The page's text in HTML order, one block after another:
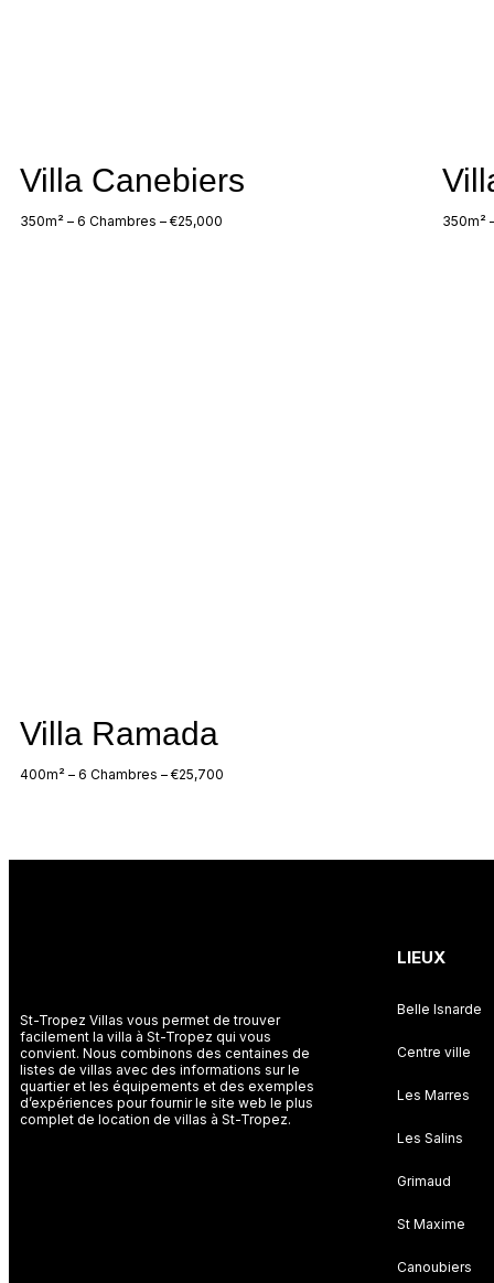
Villa Canebiers
350m² – 6 Chambres – €25,000 350m²
Villa Ramada
400m² – 6 Chambres – €25,700
St-Tropez Villas vous permet de trouver
facilement la villa à St-Tropez qui vous
convient. Nous combinons des centaines de
listes de villas avec des informations sur le
quartier et les équipements et des exemples
d’expériences pour fournir le site web le plus
complet de location de villas à St-Tropez.
LIEUX
Belle Isnarde
Centre ville
Les Marres
Les Salins
Grimaud
St Maxime
Canoubiers